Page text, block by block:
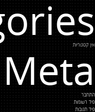
אין קטגוריות
Meta
התחבר
פיד רשומות
פיד תגובות